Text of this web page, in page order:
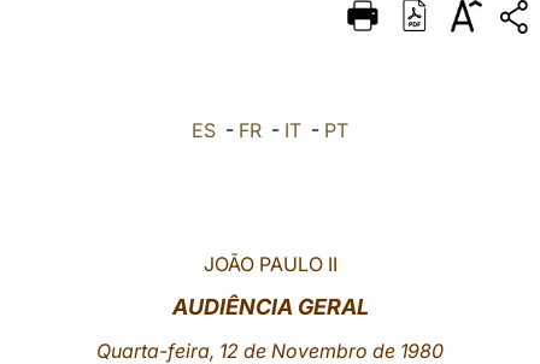
DEUTSCH
ES - FR - IT - PT
JOÃO PAULO II
AUDIÊNCIA GERAL
Quarta-feira, 12 de Novembro de 1980